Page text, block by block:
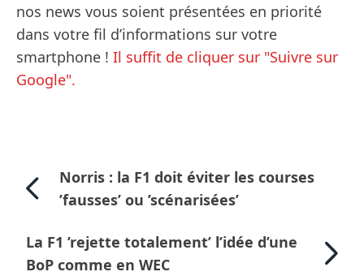
nos news vous soient présentées en priorité
dans votre fil d’informations sur votre
smartphone ! Il suffit de cliquer sur "Suivre sur
Google".
Norris : la F1 doit éviter les courses
’fausses’ ou ’scénarisées’
La F1 ’rejette totalement’ l’idée d’une
BoP comme en WEC